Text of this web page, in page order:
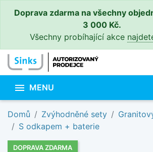
Doprava zdarma na všechny
3 000 Kč.
Všechny probíhající akce
 MENU
Domů Zvýhodněné sety
S odkapem + baterie
DOPRAVA ZDARMA